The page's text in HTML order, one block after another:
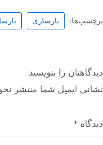
برچسب‌ها: بازسازی
دیدگاهتان را بنویسید
نشانی ایمیل شما منتشر
دیدگاه *